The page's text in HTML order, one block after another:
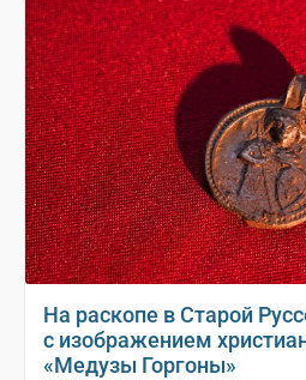
На раскопе в Старой
с изображением
«Медузы Горгоны»